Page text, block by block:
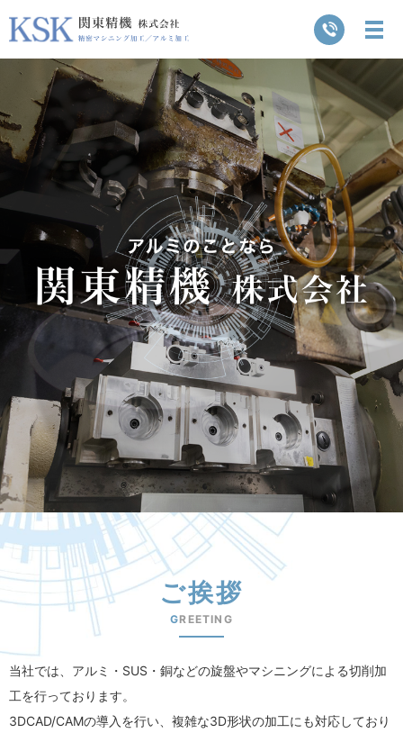
ご挨拶
GREETING
当社では、アルミ・SUS・銅などの旋盤やマシニングによる切削加
工を行っております。
3DCAD/CAMの導入を行い、複雑な3D形状の加工にも対応しており